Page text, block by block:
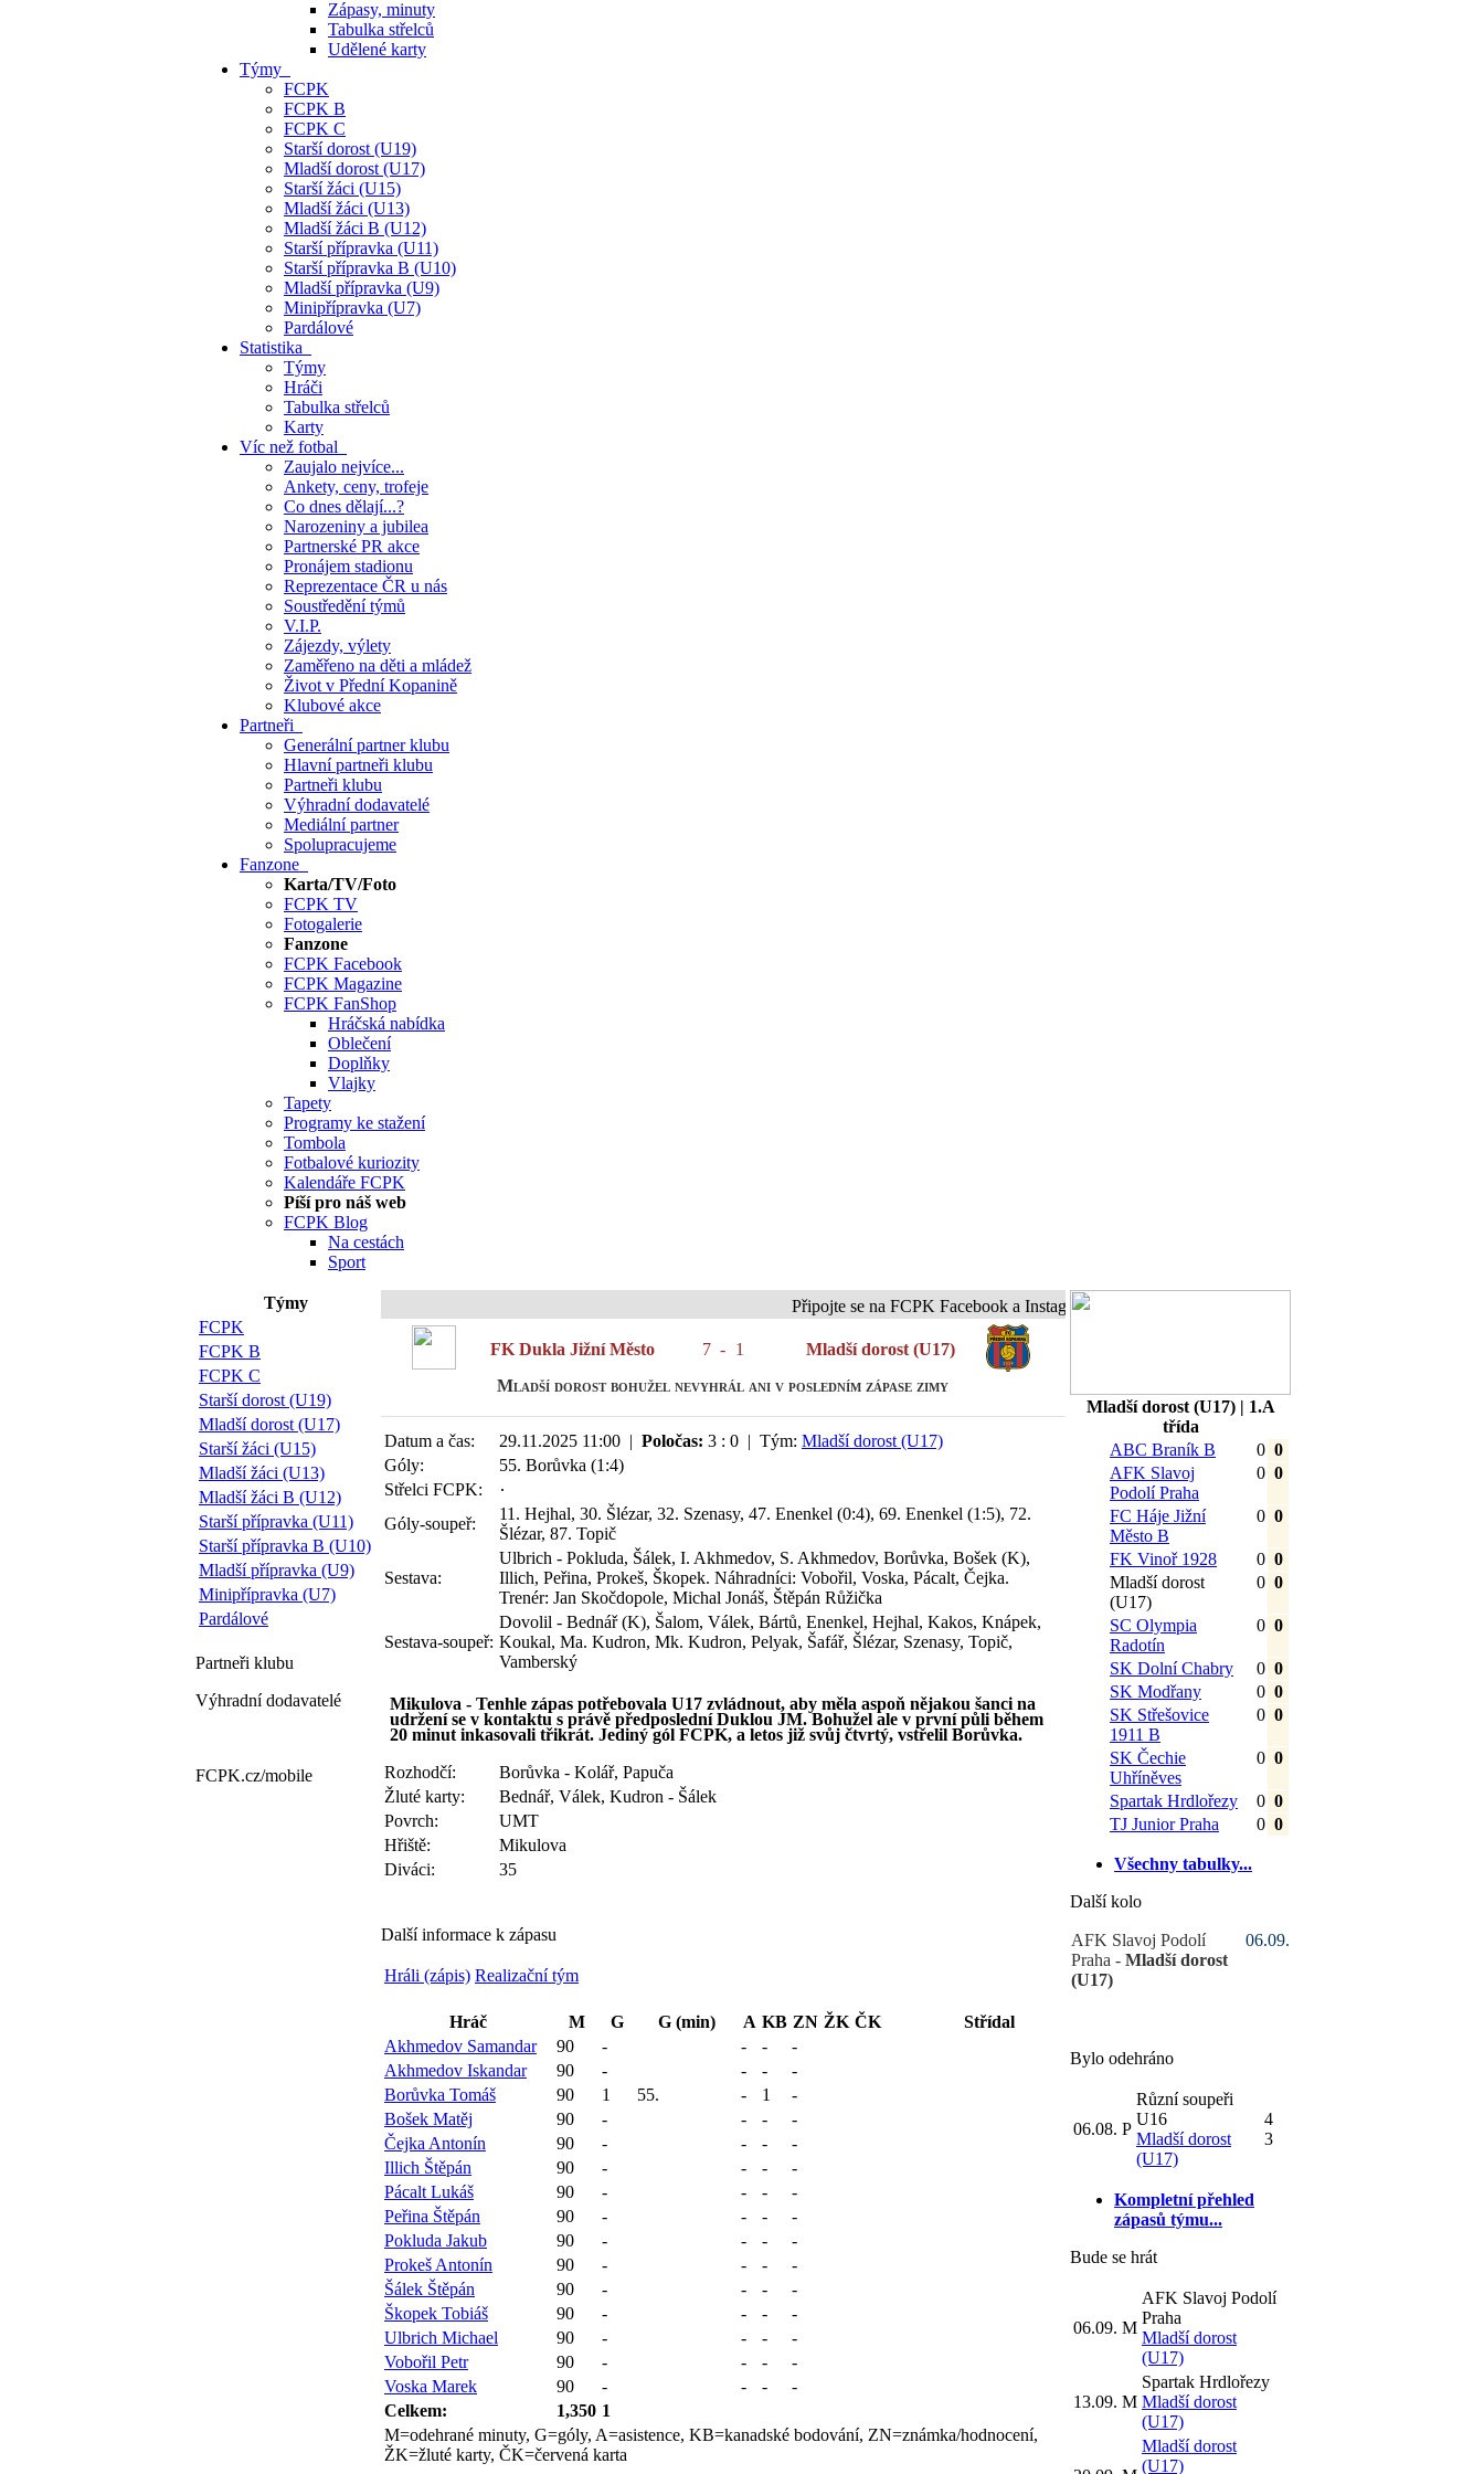
Zápasy, minuty
Tabulka střelců
Udělené karty
Týmy
FCPK
FCPK B
FCPK C
Starší dorost (U19)
Mladší dorost (U17)
Starší žáci (U15)
Mladší žáci (U13)
Mladší žáci B (U12)
Starší přípravka (U11)
Starší přípravka B (U10)
Mladší přípravka (U9)
Minipřípravka (U7)
Pardálové
Statistika
Týmy
Hráči
Tabulka střelců
Karty
Víc než fotbal
Zaujalo nejvíce...
Ankety, ceny, trofeje
Co dnes dělají...?
Narozeniny a jubilea
Partnerské PR akce
Pronájem stadionu
Reprezentace ČR u nás
Soustředění týmů
V.I.P.
Zájezdy, výlety
Zaměřeno na děti a mládež
Život v Přední Kopanině
Klubové akce
Partneři
Generální partner klubu
Hlavní partneři klubu
Partneři klubu
Výhradní dodavatelé
Mediální partner
Spolupracujeme
Fanzone
Karta/TV/Foto
FCPK TV
Fotogalerie
Fanzone
FCPK Facebook
FCPK Magazine
FCPK FanShop
Hráčská nabídka
Oblečení
Doplňky
Vlajky
Tapety
Programy ke stažení
Tombola
Fotbalové kuriozity
Kalendáře FCPK
Píší pro náš web
FCPK Blog
Na cestách
Sport
Týmy
FCPK
FCPK B
FCPK C
Starší dorost (U19)
Mladší dorost (U17)
Starší žáci (U15)
Mladší žáci (U13)
Mladší žáci B (U12)
Starší přípravka (U11)
Starší přípravka B (U10)
Mladší přípravka (U9)
Minipřípravka (U7)
Pardálové
Partneři klubu
Výhradní dodavatelé
FCPK.cz/mobile
Připojte se na FCPK Facebook a Instagram a buďte s námi online...
FK Dukla Jižní Město 7 - 1
Mladší dorost (U17)
Mladší dorost bohužel nevyhrál ani v posledním zápase zimy
Datum a čas: 29.11.2025 11:00 | Poločas: 3 : 0 | Tým: Mladší dorost (U17)
Góly:
55. Borůvka (1:4)
Střelci FCPK:
Góly-soupeř:
11. Hejhal, 30. Šlézar, 32. Szenasy, 47. Enenkel (0:4), 69. Enenkel (1:5), 72.
Šlézar, 87. Topič
Sestava:
Ulbrich - Pokluda, Šálek, I. Akhmedov, S. Akhmedov, Borůvka, Bošek (K),
Illich, Peřina, Prokeš, Škopek. Náhradníci: Vobořil, Voska, Pácalt, Čejka.
Trenér: Jan Skočdopole, Michal Jonáš, Štěpán Růžička
Sestava-soupeř:
Dovolil - Bednář (K), Šalom, Válek, Bártů, Enenkel, Hejhal, Kakos, Knápek,
Koukal, Ma. Kudron, Mk. Kudron, Pelyak, Šafář, Šlézar, Szenasy, Topič,
Vamberský
Mikulova - Tenhle zápas potřebovala U17 zvládnout, aby měla aspoň nějakou šanci na
udržení se v kontaktu s právě předposlední Duklou JM. Bohužel ale v první půli během
20 minut inkasovali třikrát. Jediný gól FCPK, a letos již svůj čtvrtý, vstřelil Borůvka.
Rozhodčí:
Borůvka - Kolář, Papuča
Žluté karty:
Bednář, Válek, Kudron - Šálek
Povrch:
UMT
Hřiště:
Mikulova
Diváci:
35
Další informace k zápasu
Hráli (zápis) Realizační tým
Hráč M G G (min) A KB ZN ŽK ČK
Střídal
Akhmedov Samandar
90 - - -
-
Akhmedov Iskandar
90 - - -
-
Borůvka Tomáš
90 1 55. - 1
-
Bošek Matěj
90 - - -
-
Čejka Antonín
90 - - -
-
Illich Štěpán
90 - - -
-
Pácalt Lukáš
90 - - -
-
Peřina Štěpán
90 - - -
-
Pokluda Jakub
90 - - -
-
Prokeš Antonín
90 - - -
-
Šálek Štěpán
90 - - -
-
Škopek Tobiáš
90 - - -
-
Ulbrich Michael
90 - - -
-
Vobořil Petr
90 - - -
-
Voska Marek
90 - - -
-
Celkem:
1,350 1
M=odehrané minuty, G=góly, A=asistence, KB=kanadské bodování, ZN=známka/hodnocení,
ŽK=žluté karty, ČK=červená karta
Mladší dorost (U17) | 1.A
třída
ABC Braník B
0 0
AFK Slavoj
Podolí Praha
0 0
FC Háje Jižní
Město B
0 0
FK Vinoř 1928 0 0
Mladší dorost
(U17)
0 0
SC Olympia
Radotín
0 0
SK Dolní Chabry 0 0
SK Modřany
0 0
SK Střešovice
1911 B
0 0
SK Čechie
Uhříněves
0 0
Spartak Hrdlořezy 0 0
TJ Junior Praha
0 0
Všechny tabulky...
Další kolo
AFK Slavoj Podolí
Praha - Mladší dorost
(U17)
06.09.
Bylo odehráno
06.08. P
Různí soupeři
U16
Mladší dorost
(U17)
4
3
Kompletní přehled
zápasů týmu...
Bude se hrát
06.09. M
AFK Slavoj Podolí
Praha
Mladší dorost
(U17)
13.09. M
Spartak Hrdlořezy
Mladší dorost
(U17)
Mladší dorost
(U17)